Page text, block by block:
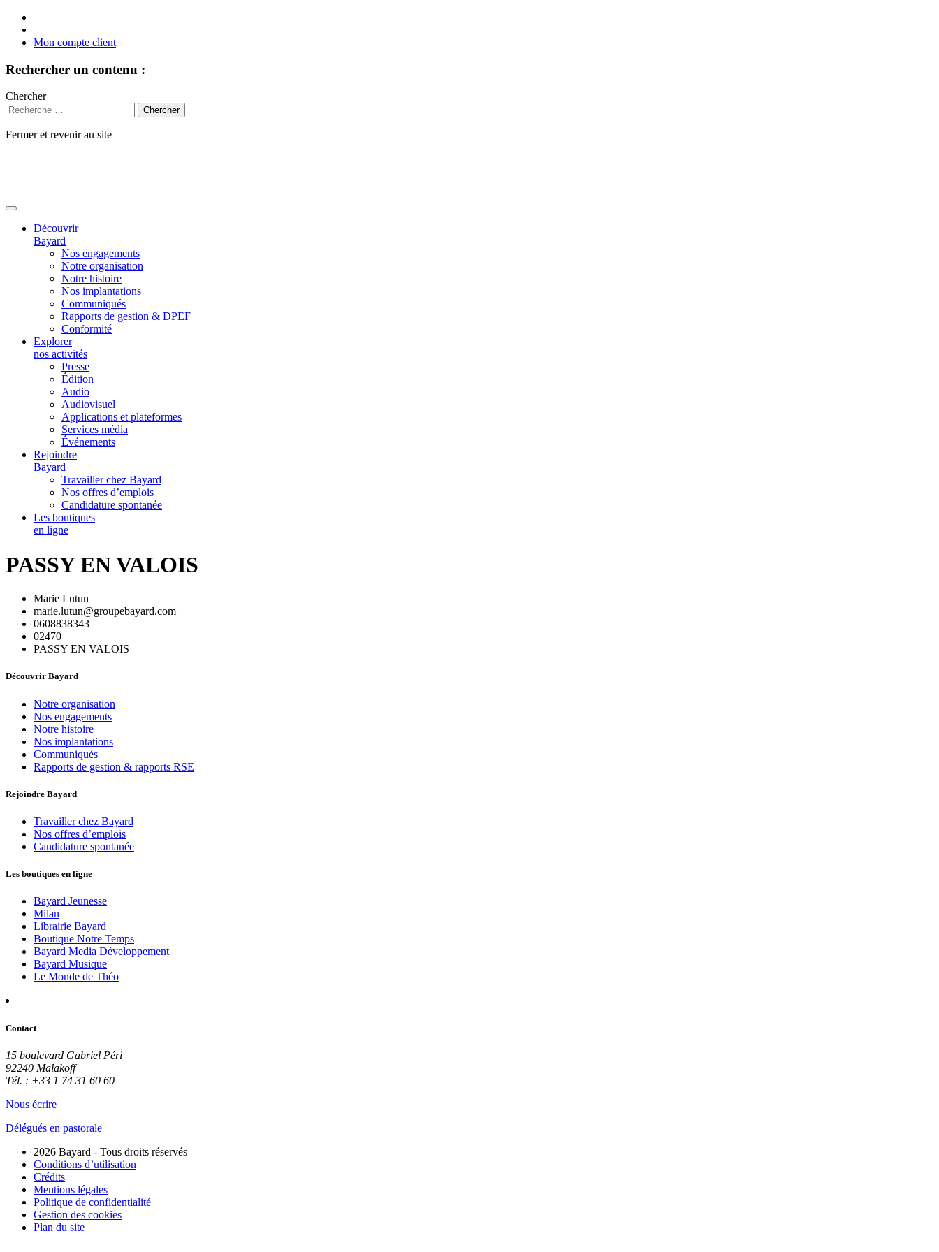
Mon compte client
Rechercher un contenu :
Chercher
Fermer et revenir au site
Découvrir
Bayard
Nos engagements
Notre organisation
Notre histoire
Nos implantations
Communiqués
Rapports de gestion & DPEF
Conformité
Explorer
nos activités
Presse
Édition
Audio
Audiovisuel
Applications et plateformes
Services média
Événements
Rejoindre
Bayard
Travailler chez Bayard
Nos offres d’emplois
Candidature spontanée
Les boutiques
en ligne
PASSY EN VALOIS
Marie Lutun
marie.lutun@groupebayard.com
0608838343
02470
PASSY EN VALOIS
Découvrir Bayard
Notre organisation
Nos engagements
Notre histoire
Nos implantations
Communiqués
Rapports de gestion & rapports RSE
Rejoindre Bayard
Travailler chez Bayard
Nos offres d’emplois
Candidature spontanée
Les boutiques en ligne
Bayard Jeunesse
Milan
Librairie Bayard
Boutique Notre Temps
Bayard Media Développement
Bayard Musique
Le Monde de Théo
Contact
15 boulevard Gabriel Péri
92240 Malakoff
Tél. : +33 1 74 31 60 60
Nous écrire
Délégués en pastorale
2026 Bayard - Tous droits réservés
Conditions d’utilisation
Crédits
Mentions légales
Politique de confidentialité
Gestion des cookies
Plan du site